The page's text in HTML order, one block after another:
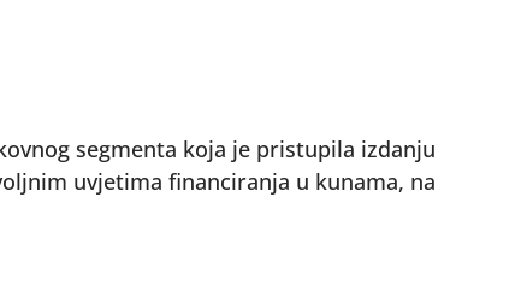
segmenta koja je pristupila izdanju
uvjetima financiranja u kunama, na